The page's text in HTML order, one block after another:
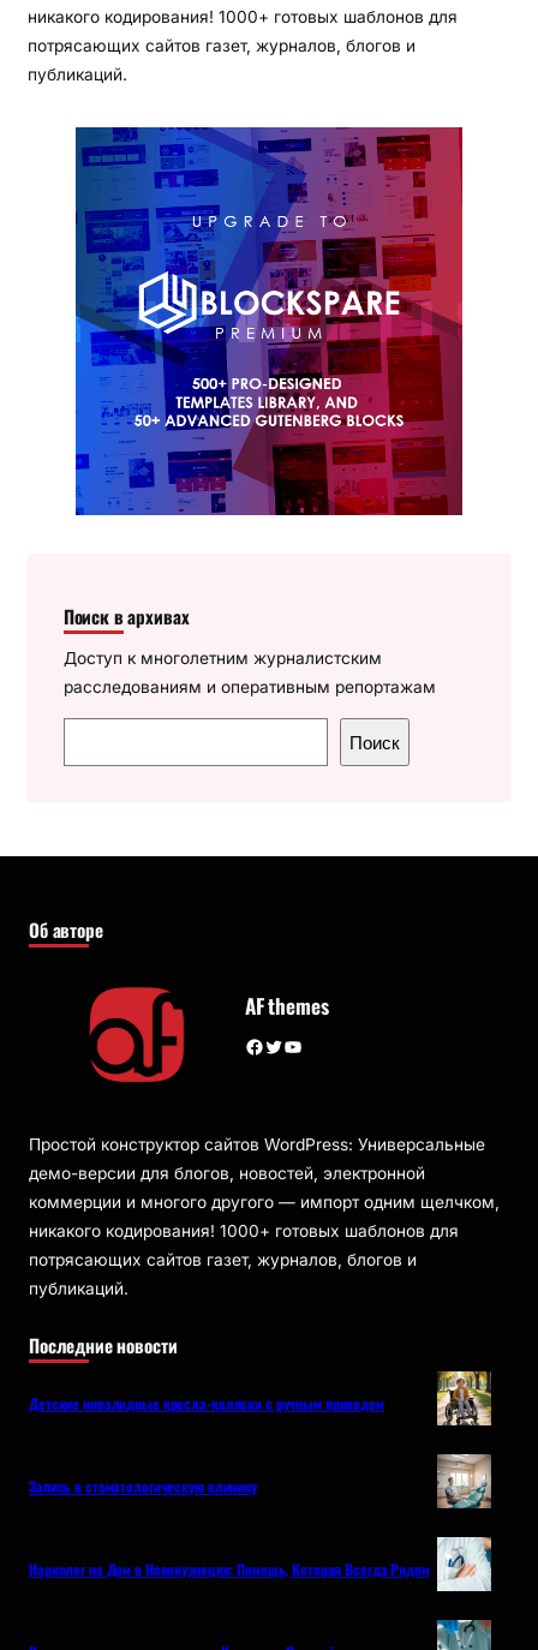
никакого кодирования! 1000+ готовых шаблонов для
потрясающих сайтов газет, журналов, блогов и
публикаций.
Поиск в архивах
Доступ к многолетним журналистским
расследованиям и оперативным репортажам
о
к
Поиск
Об авторе
AF themes
Facebook Twitter YouTube
Простой конструктор сайтов WordPress: Универсальные
демо-версии для блогов, новостей, электронной
коммерции и многого другого — импорт одним щелчком,
никакого кодирования! 1000+ готовых шаблонов для
потрясающих сайтов газет, журналов, блогов и
публикаций.
Последние новости
Детские инвалидные кресла-коляски с ручным приводом
Запись в стоматологическую клинику
Нарколог на Дом в Новокузнецке: Помощь, Которая Всегда Рядом